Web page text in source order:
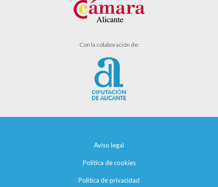
Con la colaboración de:
Aviso legal
Política de cookies
Política de privacidad